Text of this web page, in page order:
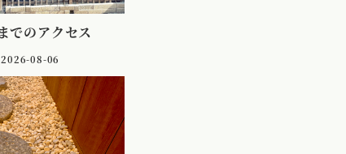
のアクセス
2026-08-06